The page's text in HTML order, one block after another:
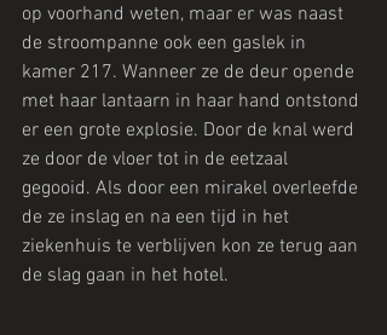
op voorhand weten, maar er was naast
de stroompanne ook een gaslek in
kamer 217. Wanneer ze de deur opende
met haar lantaarn in haar hand ontstond
er een grote explosie. Door de knal werd
ze door de vloer tot in de eetzaal
gegooid. Als door een mirakel overleefde
de ze inslag en na een tijd in het
ziekenhuis te verblijven kon ze terug aan
de slag gaan in het hotel.